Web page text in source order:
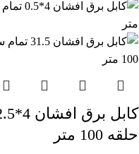
حلقه 100 متر